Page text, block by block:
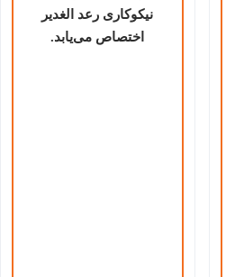
نیکوکاری رعد الغدیر
اختصاص می‌یابد.